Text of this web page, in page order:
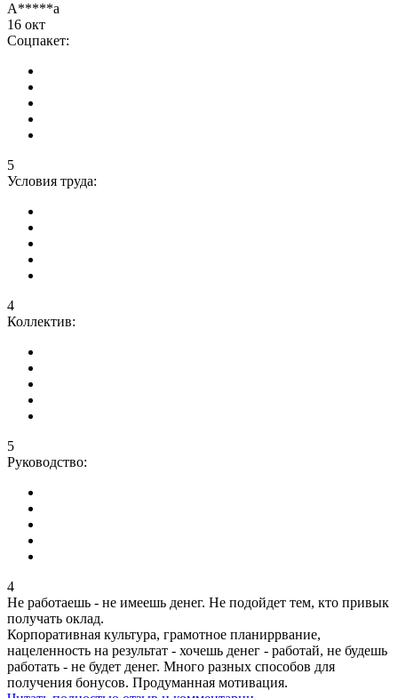
А*****а
16 окт
Соцпакет:
5
Условия труда:
4
Коллектив:
5
Руководство:
4
Не работаешь - не имеешь денег. Не подойдет тем, кто привык
получать оклад.
Корпоративная культура, грамотное планиррвание,
нацеленность на результат - хочешь денег - работай, не будешь
работать - не будет денег. Много разных способов для
получения бонусов. Продуманная мотивация.